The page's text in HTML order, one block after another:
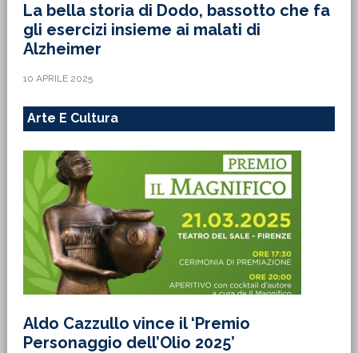
La bella storia di Dodo, bassotto che fa
gli esercizi insieme ai malati di
Alzheimer
10 APRILE 2025
Arte E Cultura
Aldo Cazzullo vince il ‘Premio
Personaggio dell’Olio 2025’